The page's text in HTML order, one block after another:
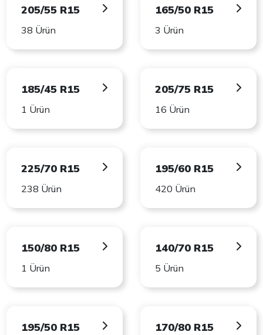
205/55 R15
38 Ürün
165/50 R15
3 Ürün
185/45 R15
1 Ürün
205/75 R15
16 Ürün
225/70 R15
238 Ürün
195/60 R15
420 Ürün
150/80 R15
1 Ürün
140/70 R15
5 Ürün
195/50 R15 170/80 R15